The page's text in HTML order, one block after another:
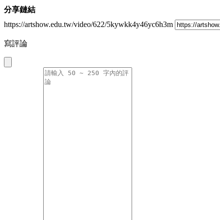
分享鏈結
https://artshow.edu.tw/video/622/5kywkk4y46yc6h3m
寫評論